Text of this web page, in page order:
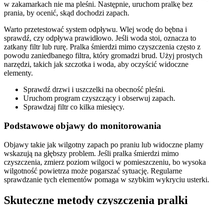
w zakamarkach nie ma pleśni. Następnie, uruchom pralkę bez
prania, by ocenić, skąd dochodzi zapach.
Warto przetestować system odpływu. Wlej wodę do bębna i
sprawdź, czy odpływa prawidłowo. Jeśli woda stoi, oznacza to
zatkany filtr lub rurę. Pralka śmierdzi mimo czyszczenia często z
powodu zaniedbanego filtra, który gromadzi brud. Użyj prostych
narzędzi, takich jak szczotka i woda, aby oczyścić widoczne
elementy.
Sprawdź drzwi i uszczelki na obecność pleśni.
Uruchom program czyszczący i obserwuj zapach.
Sprawdzaj filtr co kilka miesięcy.
Podstawowe objawy do monitorowania
Objawy takie jak wilgotny zapach po praniu lub widoczne plamy
wskazują na głębszy problem. Jeśli pralka śmierdzi mimo
czyszczenia, zmierz poziom wilgoci w pomieszczeniu, bo wysoka
wilgotność powietrza może pogarszać sytuację. Regularne
sprawdzanie tych elementów pomaga w szybkim wykryciu usterki.
Skuteczne metody czyszczenia pralki